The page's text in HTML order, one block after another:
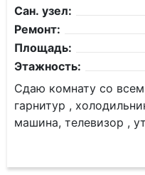
Сан. узел:
Ремонт:
Площадь:
Этажность:
Сдаю комнату со
гарнитур ,
машина, телевизор ,